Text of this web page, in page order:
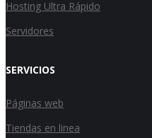
Hosting Ultra Rápido
Servidores
SERVICIOS
Páginas web
Tiendas en linea